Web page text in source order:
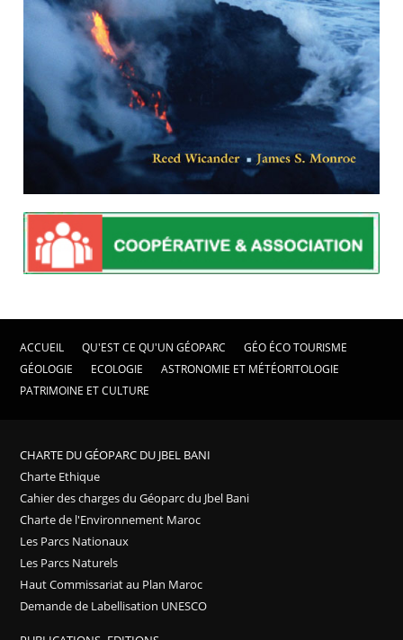
ACCUEIL QU'EST CE QU'UN GÉOPARC
GÉO ÉCO TOURISME
GÉOLOGIE
ECOLOGIE
ASTRONOMIE ET MÉTÉORITOLOGIE
PATRIMOINE ET CULTURE
CHARTE DU GÉOPARC DU JBEL BANI
Charte Ethique
Cahier des charges du Géoparc du Jbel Bani
Charte de l'Environnement Maroc
Les Parcs Nationaux
Les Parcs Naturels
Haut Commissariat au Plan Maroc
Demande de Labellisation UNESCO